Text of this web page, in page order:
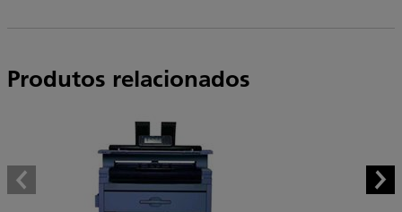
Produtos relacionados